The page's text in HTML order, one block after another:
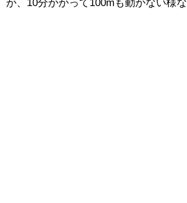
が、10分かかって100mも動かない様